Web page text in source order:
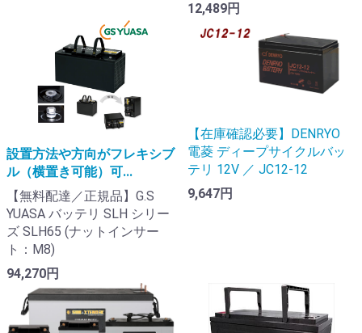
12,489円
設置方法や方向がフレキシブ
ル（横置き可能）可...
【無料配達／正規品】G.S
YUASA バッテリ SLH シリー
ズ SLH65 (ナットインサー
ト：M8)
94,270円
【在庫確認必要】DENRYO
電菱 ディープサイクルバッ
テリ 12V ／ JC12-12
9,647円